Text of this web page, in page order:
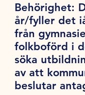
Behörighet:
år/fyller det
från
folkboförd i
söka
av att
beslutar